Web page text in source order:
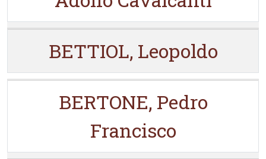
BETTIOL, Leopoldo
BERTONE, Pedro
Francisco